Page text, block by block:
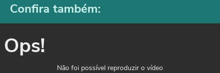
Confira também:
Ops!
Não foi possível reproduzir o vídeo